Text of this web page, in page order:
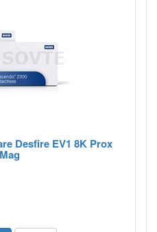
Desfire EV1 8K Prox